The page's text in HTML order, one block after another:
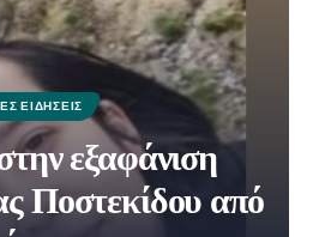
ΕΙΔΉΣΕΙΣ
εξαφάνιση
Ποστεκίδου από